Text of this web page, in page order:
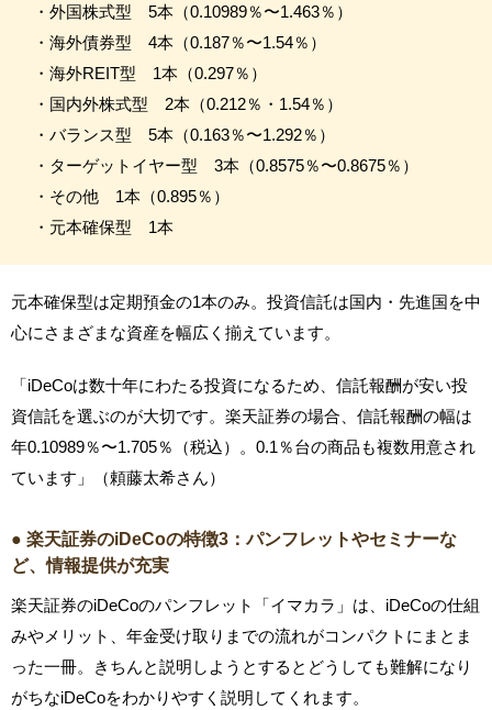
・外国株式型 5本（0.10989％〜1.463％）
・海外債券型 4本（0.187％〜1.54％）
・海外REIT型 1本（0.297％）
・国内外株式型 2本（0.212％・1.54％）
・バランス型 5本（0.163％〜1.292％）
・ターゲットイヤー型 3本（0.8575％〜0.8675％）
・その他 1本（0.895％）
・元本確保型 1本
元本確保型は定期預金の1本のみ。投資信託は国内・先進国を中
心にさまざまな資産を幅広く揃えています。
「iDeCoは数十年にわたる投資になるため、信託報酬が安い投
資信託を選ぶのが大切です。楽天証券の場合、信託報酬の幅は
年0.10989％〜1.705％（税込）。0.1％台の商品も複数用意され
ています」（頼藤太希さん）
● 楽天証券のiDeCoの特徴3：パンフレットやセミナーな
ど、情報提供が充実
楽天証券のiDeCoのパンフレット「イマカラ」は、iDeCoの仕組
みやメリット、年金受け取りまでの流れがコンパクトにまとま
った一冊。きちんと説明しようとするとどうしても難解になり
がちなiDeCoをわかりやすく説明してくれます。